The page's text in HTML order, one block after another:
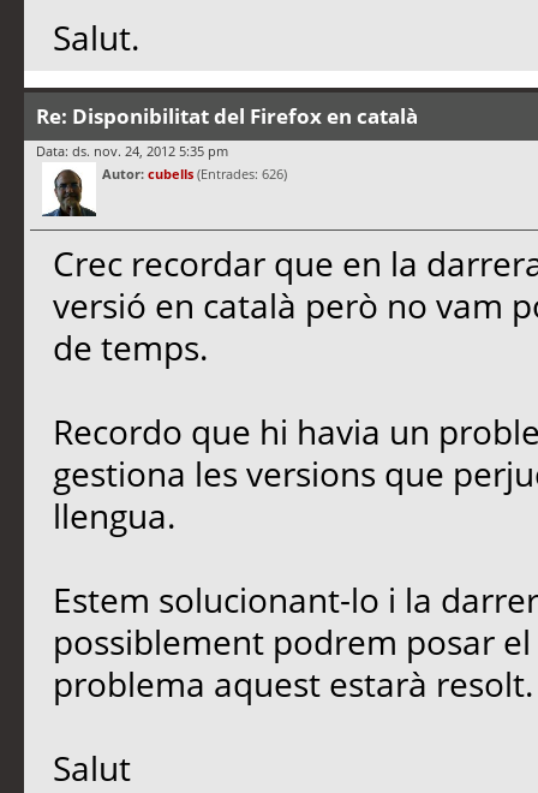
Salut.
Re: Disponibilitat del Firefox en català
Data: ds. nov. 24, 2012 5:35 pm
Autor: cubells (Entrades: 626)
Crec recordar que en la
versió en català però no vam
de temps.
Recordo que hi havia un
gestiona les versions que
llengua.
Estem solucionant-lo i la
possiblement podrem posar
problema aquest estarà resolt.
Salut